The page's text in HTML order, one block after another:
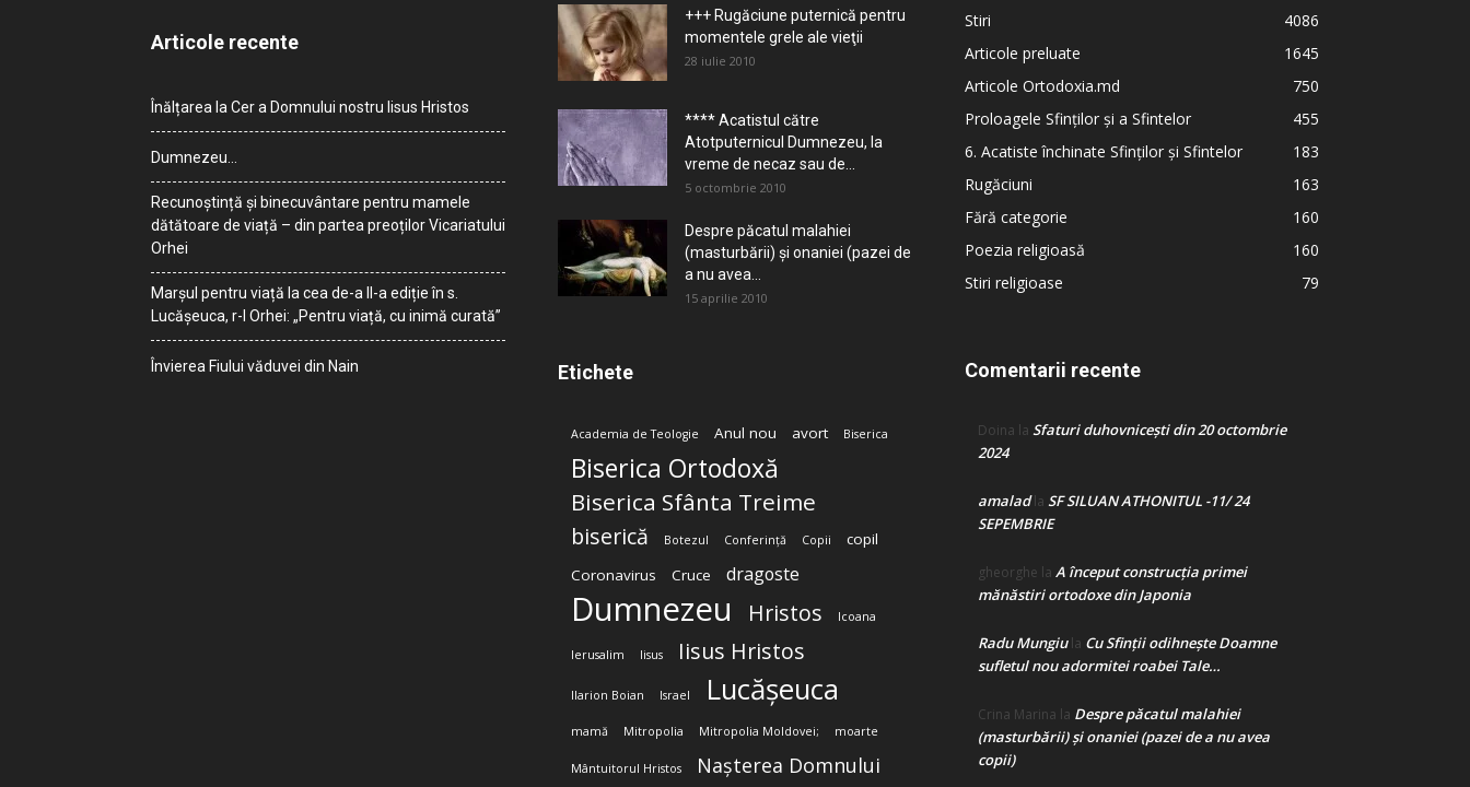
Articole recente
Înălțarea la Cer a Domnului nostru Iisus Hristos
Dumnezeu…
Recunoștință și binecuvântare pentru mamele
dătătoare de viață – din partea preoților Vicariatului
Orhei
Marșul pentru viață la cea de-a II-a ediție în s.
Lucășeuca, r-l Orhei: „Pentru viață, cu inimă curată”
Învierea Fiului văduvei din Nain
+++ Rugăciune puternică pentru
momentele grele ale vieţii
28 iulie 2010
**** Acatistul către
Atotputernicul Dumnezeu, la
vreme de necaz sau de...
5 octombrie 2010
Despre păcatul malahiei
(masturbării) şi onaniei (pazei de
a nu avea...
15 aprilie 2010
Etichete
Academia de Teologie Anul nou avort Biserica
Biserica Ortodoxă
Biserica Sfânta Treime
biserică Botezul Conferință Copii
copil
Coronavirus
Cruce dragoste
Dumnezeu Hristos Icoana
Ierusalim Iisus Iisus Hristos
Ilarion Boian Israel Lucășeuca
mamă Mitropolia Mitropolia Moldovei; moarte
Mântuitorul Hristos Nașterea Domnului
Stiri
4086
Articole preluate
1645
Articole Ortodoxia.md
750
Proloagele Sfinților și a Sfintelor
455
6. Acatiste închinate Sfinților și Sfintelor
183
Rugăciuni
163
Fără categorie
160
Poezia religioasă
160
Stiri religioase
79
Comentarii recente
Doina la Sfaturi duhovnicești din 20 octombrie
2024
amaladla SF SILUAN ATHONITUL -11/ 24
SEPEMBRIE
gheorghe la A început construcţia primei
mănăstiri ortodoxe din Japonia
Radu Mungiula Cu Sfinții odihnește Doamne
sufletul nou adormitei roabei Tale…
Crina Marina la Despre păcatul malahiei
(masturbării) şi onaniei (pazei de a nu avea
copii)